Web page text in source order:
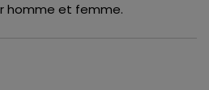
homme et femme.